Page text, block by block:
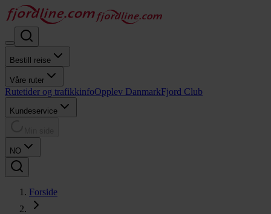
Bestill reise
Våre ruter
Rutetider og trafikkinfoOpplev DanmarkFjord Club
Kundeservice
NO
Forside